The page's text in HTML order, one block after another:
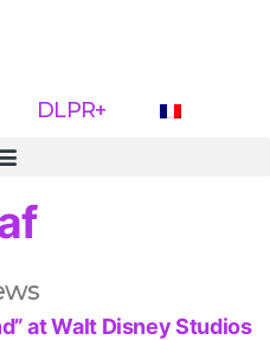
DLPR+
at Walt Disney Studios